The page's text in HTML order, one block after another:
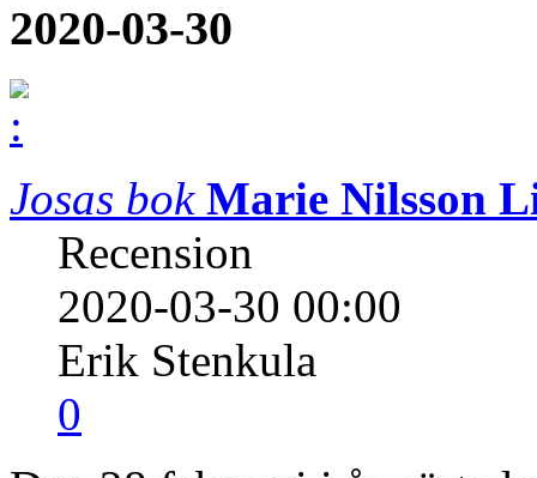
2020-03-30
Josas bok Marie Nilsson
Recension
2020-03-30 00:00
Erik Stenkula
0